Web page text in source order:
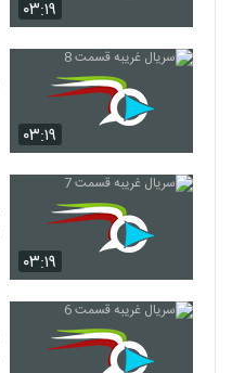
۰۳:۱۹
۰۳:۱۹
۰۳:۱۹